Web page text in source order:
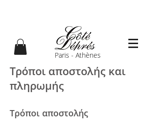
Paris - Athènes
Τρόποι αποστολής και
πληρωμής
Τρόποι αποστολής